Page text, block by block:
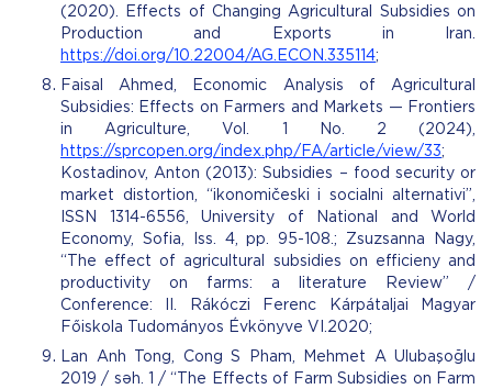
(2020). Effects of Changing Agricultural Subsidies on
Production and Exports in Iran.
https://doi.org/10.22004/AG.ECON.335114;
Faisal Ahmed, Economic Analysis of Agricultural
Subsidies: Effects on Farmers and Markets — Frontiers
in Agriculture, Vol. 1 No. 2 (2024),
https://sprcopen.org/index.php/FA/article/view/33;
Kostadinov, Anton (2013): Subsidies – food security or
market distortion, “ikonomičeski i socialni alternativi”,
ISSN 1314-6556, University of National and World
Economy, Sofia, Iss. 4, pp. 95-108.; Zsuzsanna Nagy,
“The effect of agricultural subsidies on efficieny and
productivity on farms: a literature Review” /
Conference: II. Rákóczi Ferenc Kárpátaljai Magyar
Főiskola Tudományos Évkönyve VI.2020;
Lan Anh Tong, Cong S Pham, Mehmet A Ulubaşoğlu
2019 / səh. 1 / “The Effects of Farm Subsidies on Farm